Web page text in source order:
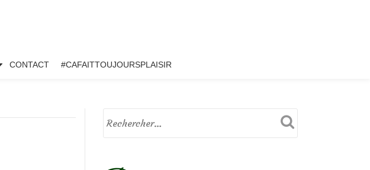
CONTACT #CAFAITTOUJOURSPLAISIR